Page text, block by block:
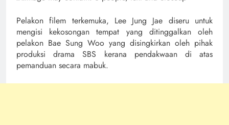
Pelakon filem terkemuka, Lee Jung Jae diseru untuk
mengisi kekosongan tempat yang ditinggalkan oleh
pelakon Bae Sung Woo yang disingkirkan oleh pihak
produksi drama SBS kerana pendakwaan di atas
pemanduan secara mabuk.